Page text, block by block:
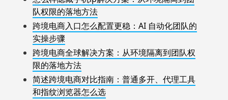
队权限的落地方法
跨境电商入口怎么配置更稳：AI 自动化团队的
实操步骤
跨境电商全球解决方案：从环境隔离到团队权
限的落地方法
简述跨境电商对比指南：普通多开、代理工具
和指纹浏览器怎么选